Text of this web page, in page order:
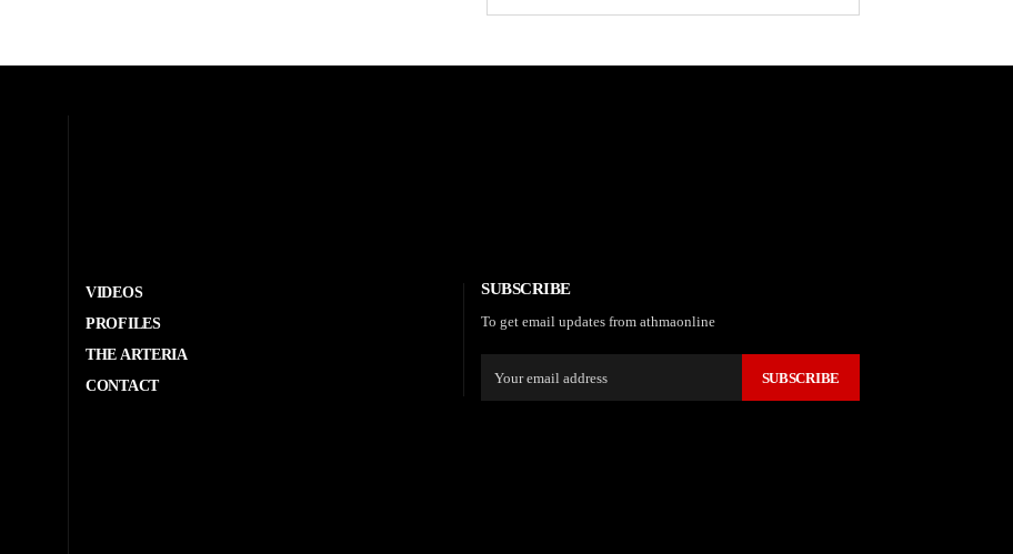
VIDEOS
PROFILES
THE ARTERIA
CONTACT
SUBSCRIBE
To get email updates from athmaonline
SUBSCRIBE